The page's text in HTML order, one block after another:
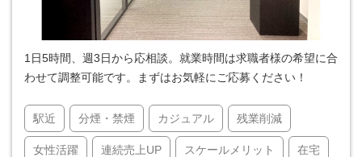
1日5時間、週3日から応相談。就業時間は求職者様の希望に合
わせて調整可能です。まずはお気軽にご応募ください！
駅近 分煙・禁煙 カジュアル 残業削減
女性活躍 連続売上UP スケールメリット 在宅